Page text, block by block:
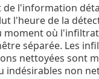
l'information
l'heure de la
où
séparée. Les
nettoyées sont
non